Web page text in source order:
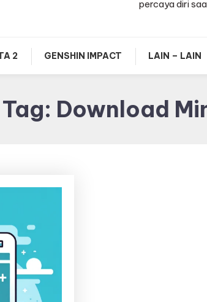
percaya diri
2 GENSHIN IMPACT LAIN – LAIN
Tag: Download